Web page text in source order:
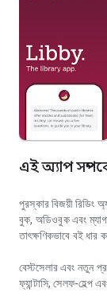
এই অ্যাপ
পুরস্কার বিজয়ী রিডিং
বুক, অডিওবুক এবং
তাৎক্ষণিকভাবে বই
বেস্টসেলার এবং নতুন
ফ্যান্টাসি, সেলফ-হেল্প